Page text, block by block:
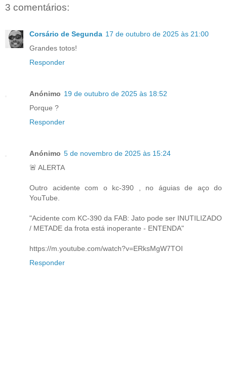
3 comentários:
Corsário de Segunda 17 de outubro de 2025 às 21:00
Grandes totos!
Responder
Anónimo 19 de outubro de 2025 às 18:52
Porque ?
Responder
Anónimo 5 de novembro de 2025 às 15:24
🚨 ALERTA
Outro acidente com o kc-390 , no águias de aço do
YouTube.
"Acidente com KC-390 da FAB: Jato pode ser INUTILIZADO
/ METADE da frota está inoperante - ENTENDA"
https://m.youtube.com/watch?v=ERksMgW7TOI
Responder